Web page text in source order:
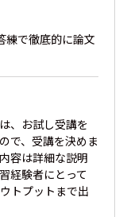
練で徹底的に論文
、お試し受講を
で、受講を決めま
容は詳細な説明
経験者にとって
トプットまで出